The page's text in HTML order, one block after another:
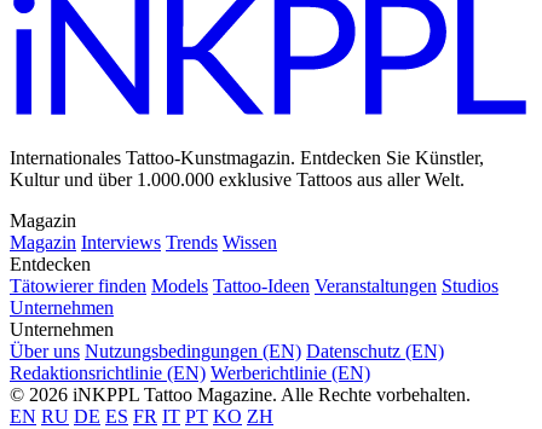
Internationales Tattoo-Kunstmagazin. Entdecken Sie Künstler,
Kultur und über 1.000.000 exklusive Tattoos aus aller Welt.
Magazin
Magazin Interviews Trends Wissen
Entdecken
Tätowierer finden Models Tattoo-Ideen Veranstaltungen Studios
Unternehmen
Unternehmen
Über uns Nutzungsbedingungen (EN) Datenschutz (EN)
Redaktionsrichtlinie (EN) Werberichtlinie (EN)
© 2026 iNKPPL Tattoo Magazine. Alle Rechte vorbehalten.
EN RU DE ES FR IT PT KO ZH